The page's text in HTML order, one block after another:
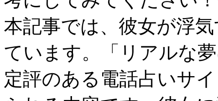
本記事では、彼女が浮
ています。「リアルな
定評のある電話占いサ